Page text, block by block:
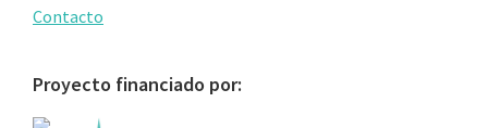
Contacto
Proyecto financiado por: